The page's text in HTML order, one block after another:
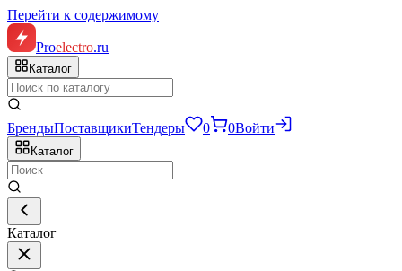
Перейти к содержимому
Proelectro.ru
Каталог
БрендыПоставщикиТендеры 0 0Войти
Каталог
Каталог